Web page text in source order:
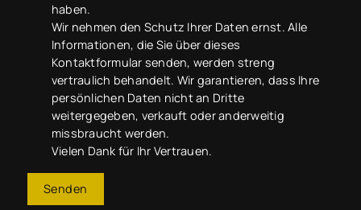
haben.
Wir nehmen den Schutz Ihrer Daten ernst. Alle
Informationen, die Sie über dieses
Kontaktformular senden, werden streng
vertraulich behandelt. Wir garantieren, dass Ihre
persönlichen Daten nicht an Dritte
weitergegeben, verkauft oder anderweitig
missbraucht werden.
Vielen Dank für Ihr Vertrauen.
Senden